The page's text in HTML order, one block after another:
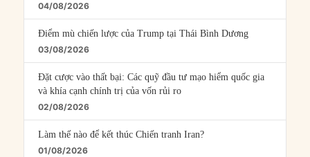
04/08/2026
Điểm mù chiến lược của Trump tại Thái Bình Dương
03/08/2026
Đặt cược vào thất bại: Các quỹ đầu tư mạo hiểm quốc gia
và khía cạnh chính trị của vốn rủi ro
02/08/2026
Làm thế nào để kết thúc Chiến tranh Iran?
01/08/2026